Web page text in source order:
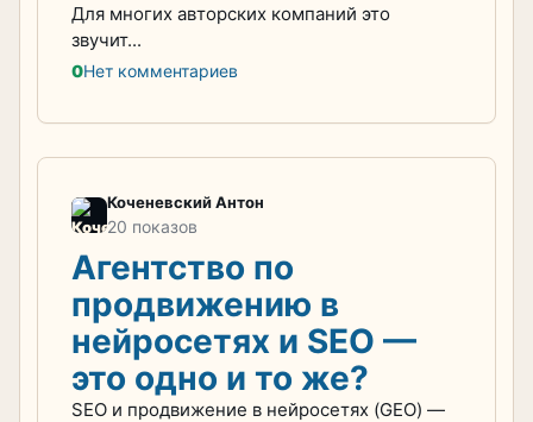
Для многих авторских компаний это
звучит...
0Нет комментариев
Коченевский Антон
20 показов
Агентство по
продвижению в
нейросетях и SEO —
это одно и то же?
SEO и продвижение в нейросетях (GEO) —